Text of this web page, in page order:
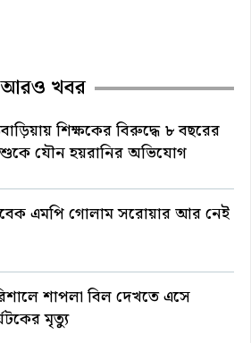
আরও খবর
শিক্ষকের বিরুদ্ধে ৮ বছরের
যৌন হয়রানির অভিযোগ
এমপি গোলাম সরোয়ার আর নেই
শাপলা বিল দেখতে এসে
মৃত্যু